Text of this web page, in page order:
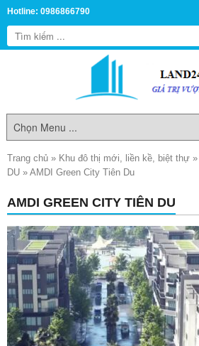
Hotline: 0986866790
Trang chủ » Khu đô thị mới, liền kề, biệt thự »
DU » AMDI Green City Tiên Du
AMDI GREEN CITY TIÊN DU